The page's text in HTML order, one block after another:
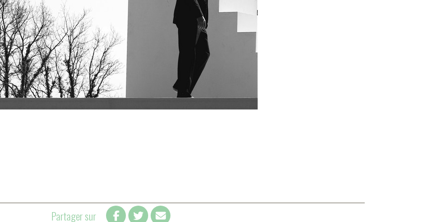
Partager sur